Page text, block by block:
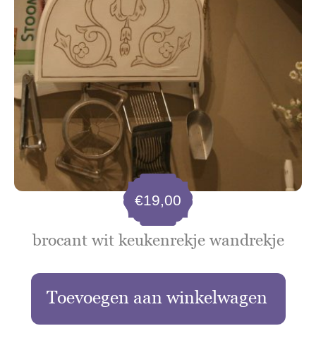
brocant wit keukenrekje wandrekje
€19,00
Toevoegen aan winkelwagen